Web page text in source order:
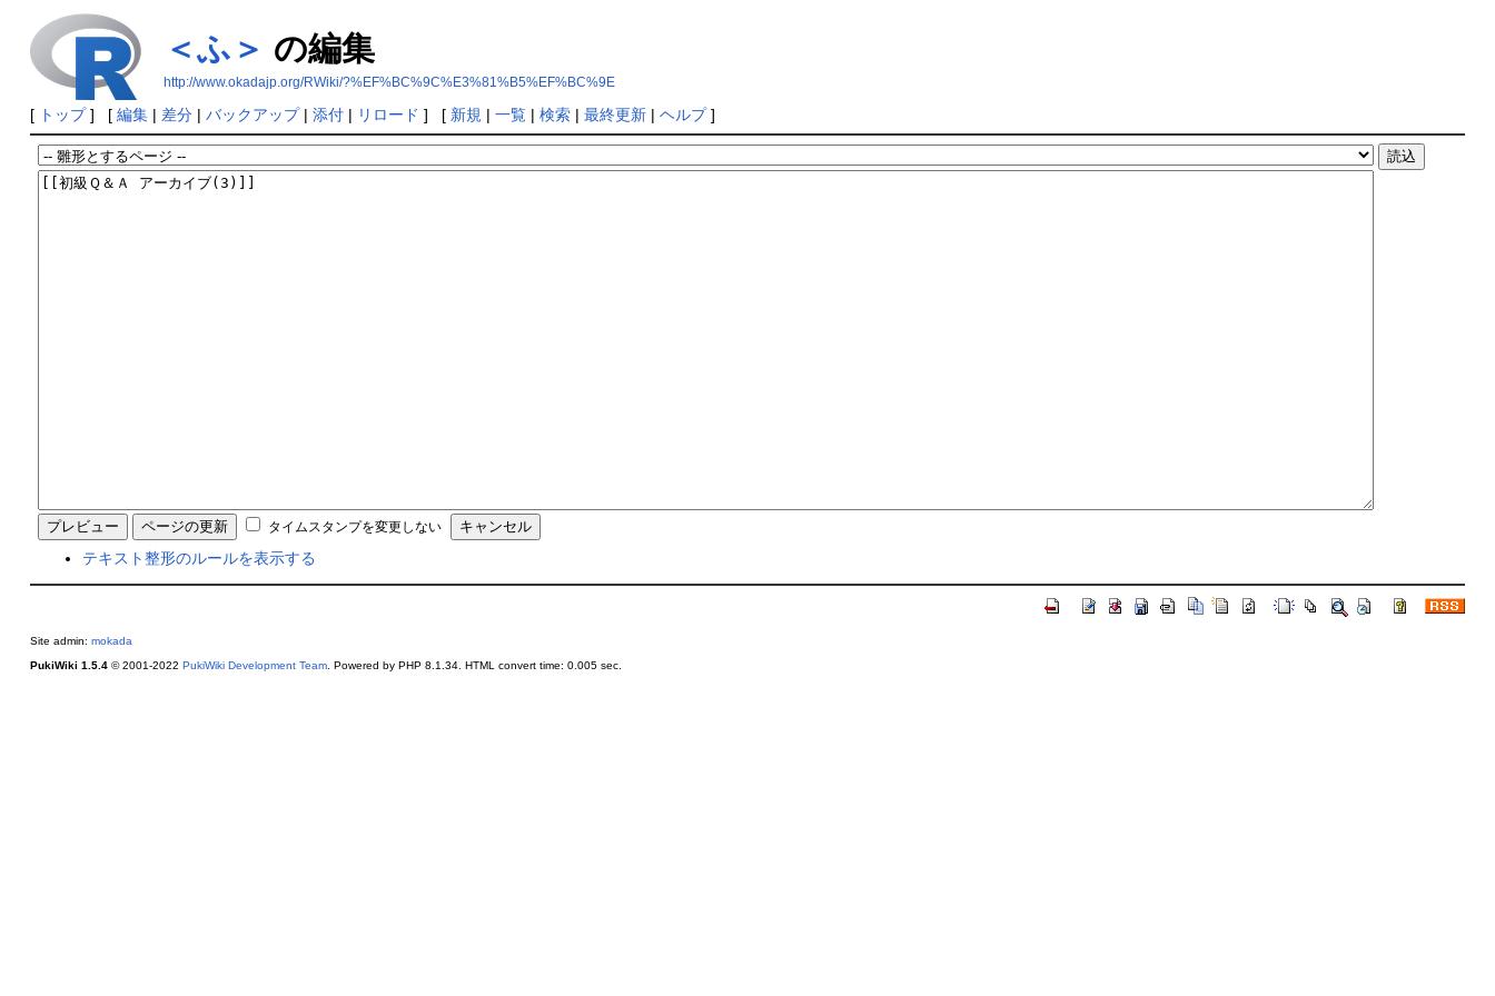
＜ふ＞ の編集
http://www.okadajp.org/RWiki/?%EF%BC%9C%E3%81%B5%EF%BC%9E
[ トップ] [ 編集| 差分| バックアップ| 添付| リロード ] [ 新規 | 一覧| 検索| 最終更新| ヘルプ]
タイムスタンプを変更しない
テキスト整形のルールを表示する
Site admin: mokada
PukiWiki 1.5.4© 2001-2022 PukiWiki Development Team. Powered by PHP 8.1.34. HTML convert time: 0.005 sec.